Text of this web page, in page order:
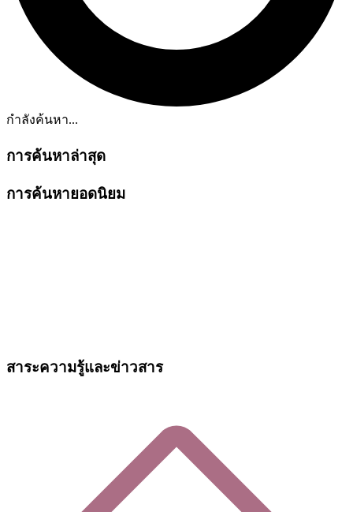
กำลังค้นหา...
การค้นหาล่าสุด
การค้นหายอดนิยม
สาระความรู้และข่าวสาร